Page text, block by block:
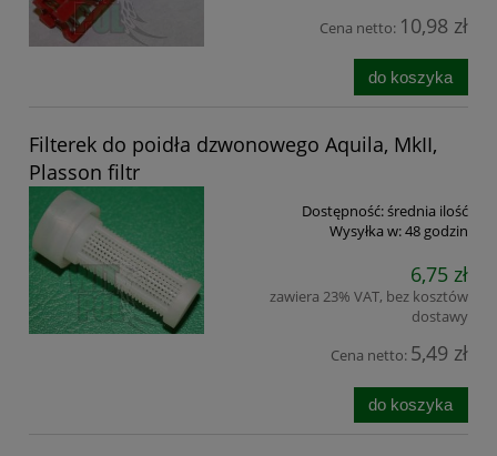
Cena netto: 10,98 zł
do koszyka
Filterek do poidła dzwonowego Aquila, MkII,
Plasson filtr
Dostępność:średnia ilość
Wysyłka w:48 godzin
6,75 zł
zawiera 23% VAT, bez kosztów
dostawy
Cena netto: 5,49 zł
do koszyka